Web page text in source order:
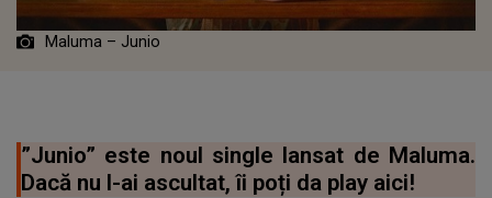
Maluma – Junio
”Junio” este noul single lansat de Maluma.
Dacă nu l-ai ascultat, îi poți da play aici!